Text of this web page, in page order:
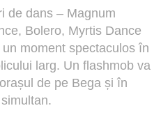
de dans – Magnum
Bolero, Myrtis Dance
moment spectaculos în
larg. Un flashmob va
de pe Bega și în